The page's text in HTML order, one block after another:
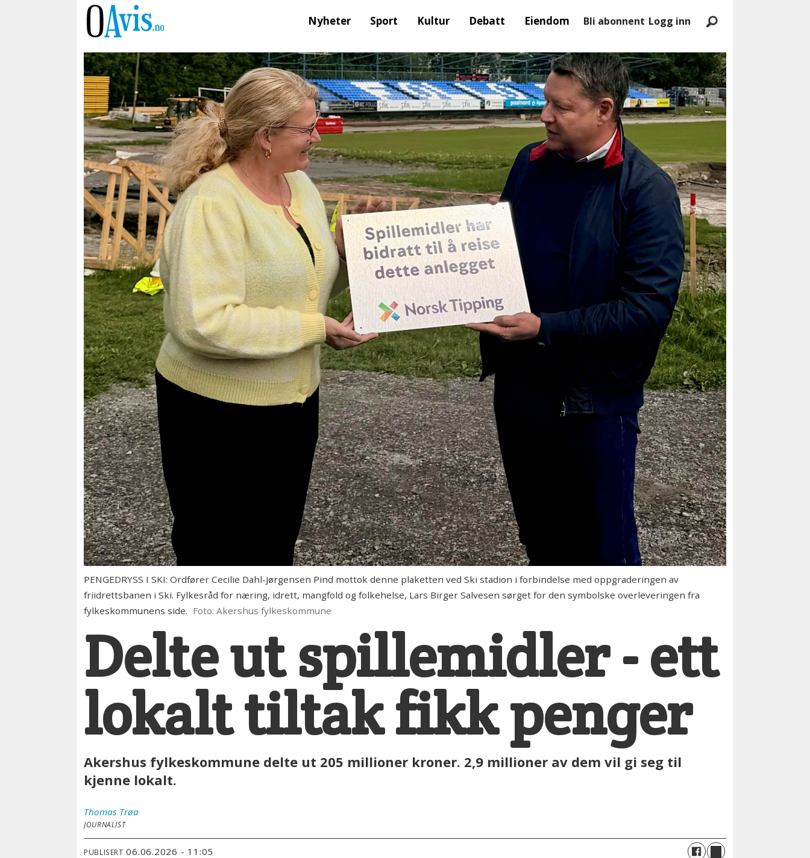
Nyheter Sport Kultur Debatt Eiendom Bli abonnent Logg inn
PENGEDRYSS I SKI: Ordfører Cecilie Dahl-Jørgensen Pind mottok denne plaketten ved Ski stadion i forbindelse med oppgraderingen av
friidrettsbanen i Ski. Fylkesråd for næring, idrett, mangfold og folkehelse, Lars Birger Salvesen sørget for den symbolske overleveringen fra
fylkeskommunens side. Foto: Akershus fylkeskommune
Delte ut spillemidler - ett
lokalt tiltak fikk penger
Akershus fylkeskommune delte ut 205 millioner kroner. 2,9 millioner av dem vil gi seg til
kjenne lokalt.
Thomas Trøa
JOURNALIST
PUBLISERT 06.06.2026 - 11:05